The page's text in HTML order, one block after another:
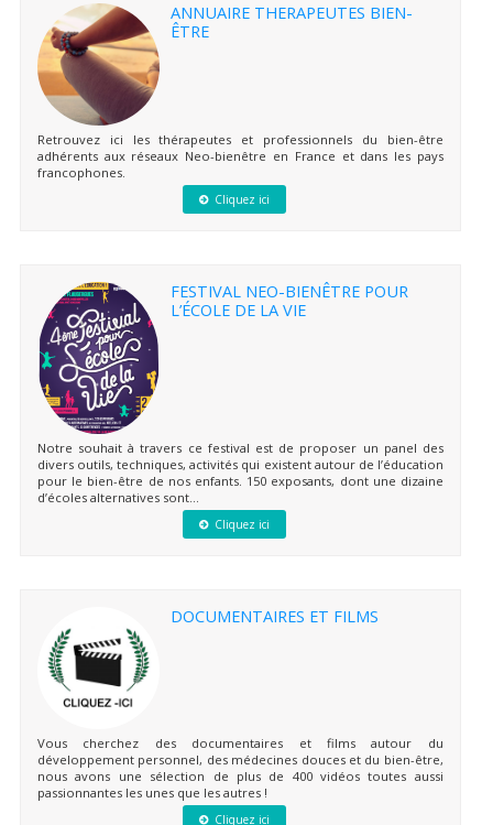
ANNUAIRE THERAPEUTES BIEN-
ÊTRE
Retrouvez ici les thérapeutes et professionnels du bien-être
adhérents aux réseaux Neo-bienêtre en France et dans les pays
francophones.
Cliquez ici
FESTIVAL NEO-BIENÊTRE POUR
L’ÉCOLE DE LA VIE
Notre souhait à travers ce festival est de proposer un panel des
divers outils, techniques, activités qui existent autour de l’éducation
pour le bien-être de nos enfants. 150 exposants, dont une dizaine
d’écoles alternatives sont...
Cliquez ici
DOCUMENTAIRES ET FILMS
Vous cherchez des documentaires et films autour du
développement personnel, des médecines douces et du bien-être,
nous avons une sélection de plus de 400 vidéos toutes aussi
passionnantes les unes que les autres !
Cliquez ici